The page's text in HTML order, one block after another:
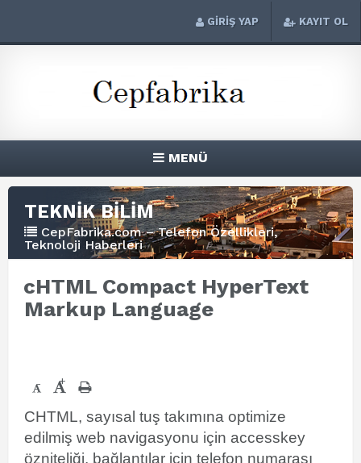
GİRİŞ YAP KAYIT OL
MENÜ
TEKNİK BİLİM
CepFabrika.com – Telefon Özellikleri,
Teknoloji Haberleri
cHTML Compact HyperText
Markup Language
- +
CHTML, sayısal tuş takımına optimize
edilmiş web navigasyonu için accesskey
özniteliği, bağlantılar için telefon numarası